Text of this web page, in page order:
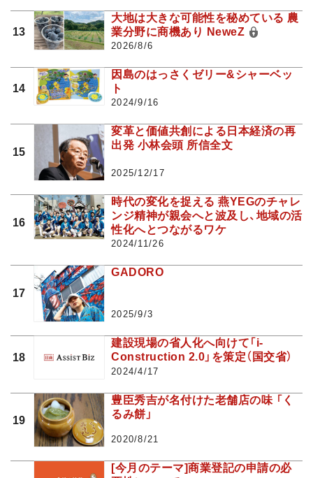
13
大地は大きな可能性を秘めている 農
業分野に商機あり NeweZ
2026/8/6
14
因島のはっさくゼリー&シャーベッ
ト
2024/9/16
15
変革と価値共創による日本経済の再
出発 小林会頭 所信全文
2025/12/17
16
時代の変化を捉える 燕YEGのチャレ
ンジ精神が親会へと波及し、地域の活
性化へとつながるワケ
2024/11/26
17
GADORO
2025/9/3
18
建設現場の省人化へ向けて「i-
Construction 2.0」を策定（国交省）
2024/4/17
19
豊臣秀吉が名付けた老舗店の味 「く
るみ餅」
2020/8/21
[今月のテーマ]商業登記の申請の必